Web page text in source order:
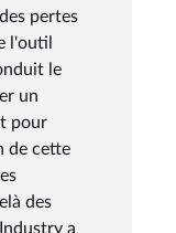
pertes
l'outil
le
un
pour
de cette
des
a